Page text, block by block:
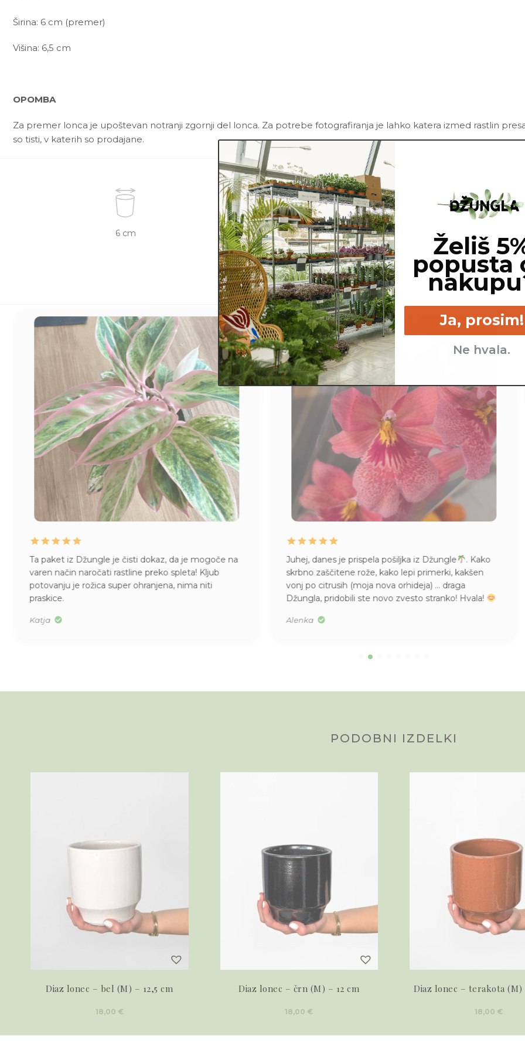
Širina: 6 cm (premer)
Višina: 6,5 cm
OPOMBA
Za premer lonca je upoštevan notranji zgornji del lonca. Za potrebe fotografiranja je lahko katera izmed rastlin
so tisti, v katerih so prodajane.
6 cm
Ta paket iz Džungle je čisti dokaz, da je mogoče na
varen način naročati rastline preko spleta! Kljub
potovanju je rožica super ohranjena, nima niti
praskice.
Katja
Juhej, danes je prispela pošiljka iz Džungle
. Kako
skrbno zaščitene rože, kako lepi primerki, kakšen
vonj po citrusih (moja nova orhideja) … draga
Džungla, pridobili ste novo zvesto stranko! Hvala!
Alenka
PODOBNI IZDELKI
Diaz lonec – bel (M) – 12,5 cm
18,00 €
Diaz lonec – črn (M) – 12 cm
18,00 €
Diaz lonec – terakota (M)
18,00 €
Želiš
popusta
Ja, prosim!
Ne hvala.